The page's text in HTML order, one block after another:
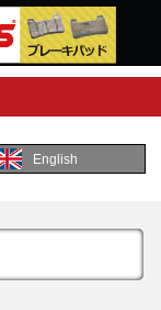
English